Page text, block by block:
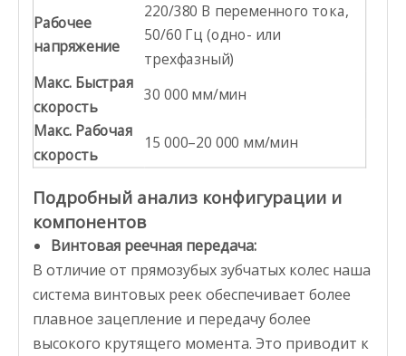
Рабочее
напряжение
220/380 В переменного тока,
50/60 Гц (одно- или
трехфазный)
Макс. Быстрая
скорость
30 000 мм/мин
Макс. Рабочая
скорость
15 000–20 000 мм/мин
Подробный анализ конфигурации и
компонентов
Винтовая реечная передача:
В отличие от прямозубых зубчатых колес наша
система винтовых реек обеспечивает более
плавное зацепление и передачу более
высокого крутящего момента. Это приводит к